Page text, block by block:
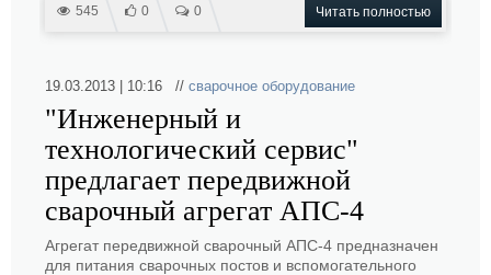
545 0 0 Читать полностью
19.03.2013 | 10:16 // сварочное оборудование
"Инженерный и
технологический сервис"
предлагает передвижной
сварочный агрегат АПС-4
Агрегат передвижной сварочный АПС-4 предназначен
для питания сварочных постов и вспомогательного